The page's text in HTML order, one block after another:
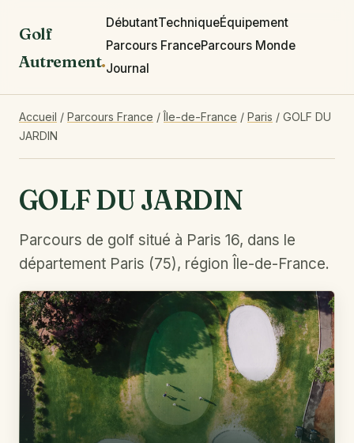
Golf
Autrement.
DébutantTechniqueÉquipement
Parcours FranceParcours Monde
Journal
Accueil / Parcours France /Île-de-France / Paris / GOLF DU
JARDIN
GOLF DU JARDIN
Parcours de golf situé à Paris 16, dans le
département Paris (75), région Île-de-France.